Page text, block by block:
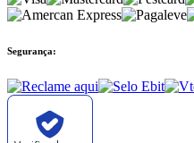
Segurança: